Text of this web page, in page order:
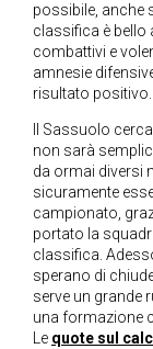
possibile, anche
classifica è bello
combattivi e
amnesie
risultato positivo.
Il Sassuolo
non sarà
da ormai diversi
sicuramente
campionato,
portato la
classifica.
sperano di
serve un grande
una formazione
Le quote sul